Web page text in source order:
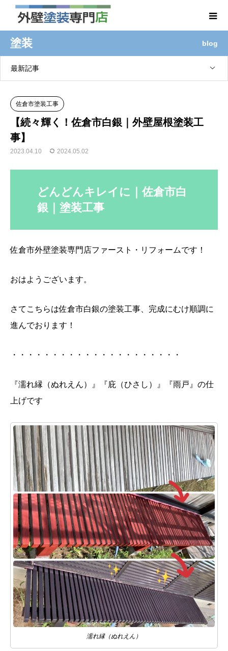
塗装 blog
最新記事
佐倉市塗装工事
【続々輝く！佐倉市白銀｜外壁屋根塗装工
事】
2023.04.10 2024.05.02
どんどんキレイに｜佐倉市白
銀｜塗装工事
佐倉市外壁塗装専門店ファースト・リフォームです！
おはようございます。
さてこちらは佐倉市白銀の塗装工事、完成にむけ順調に
進んでおります！
・・・・・・・・・・・・・・・・・・・・・
『濡れ縁（ぬれえん）』『庇（ひさし）』『雨戸』の仕
上げです
濡れ縁（ぬれえん）